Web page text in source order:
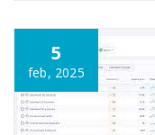
5
feb, 2025